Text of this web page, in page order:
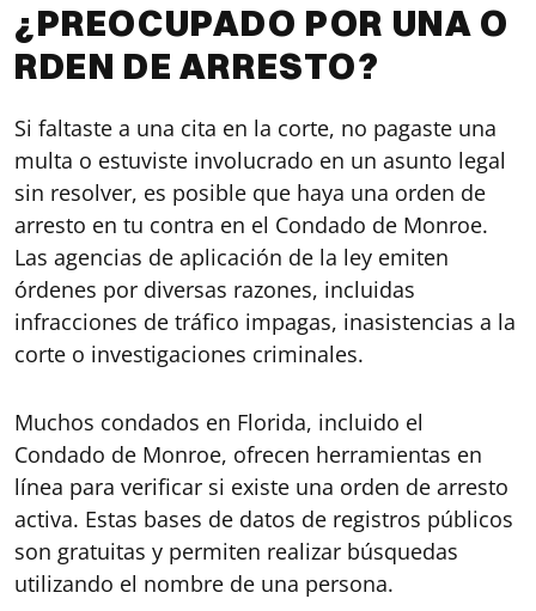
¿PREOCUPADO POR UNA O
RDEN DE ARRESTO?
Si faltaste a una cita en la corte, no pagaste una
multa o estuviste involucrado en un asunto legal
sin resolver, es posible que haya una orden de
arresto en tu contra en el Condado de Monroe.
Las agencias de aplicación de la ley emiten
órdenes por diversas razones, incluidas
infracciones de tráfico impagas, inasistencias a la
corte o investigaciones criminales.
Muchos condados en Florida, incluido el
Condado de Monroe, ofrecen herramientas en
línea para verificar si existe una orden de arresto
activa. Estas bases de datos de registros públicos
son gratuitas y permiten realizar búsquedas
utilizando el nombre de una persona.